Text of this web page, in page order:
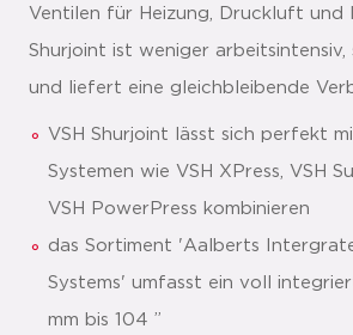
Ventilen für Heizung, Druckluft und
Shurjoint ist weniger arbeitsintensiv,
und liefert eine gleichbleibende
VSH Shurjoint lässt sich perfekt
Systemen wie VSH XPress, VSH
VSH PowerPress kombinieren
das Sortiment 'Aalberts
Systems' umfasst ein voll
mm bis 104 ”